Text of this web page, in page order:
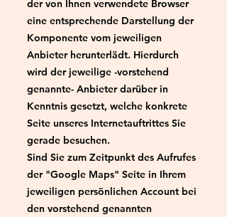
der von Ihnen verwendete Browser
eine entsprechende Darstellung der
Komponente vom jeweiligen
Anbieter herunterlädt. Hierdurch
wird der jeweilige -vorstehend
genannte- Anbieter darüber in
Kenntnis gesetzt, welche konkrete
Seite unseres Internetauftrittes Sie
gerade besuchen.
Sind Sie zum Zeitpunkt des Aufrufes
der "Google Maps" Seite in Ihrem
jeweiligen persönlichen Account bei
den vorstehend genannten